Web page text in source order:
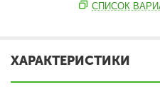
СПИСОК
ХАРАКТЕРИСТИКИ